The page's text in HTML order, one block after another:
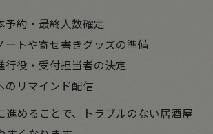
予約・最終人数確定
ートや寄せ書きグッズの準備
行役・受付担当者の決定
のリマインド配信
進めることで、トラブルのない居酒屋